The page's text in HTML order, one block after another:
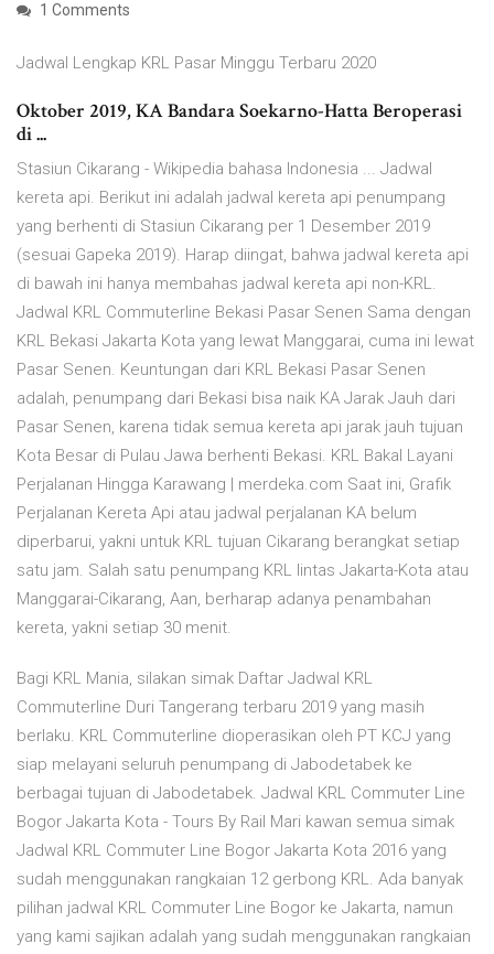
1 Comments
Jadwal Lengkap KRL Pasar Minggu Terbaru 2020
Oktober 2019, KA Bandara Soekarno-Hatta Beroperasi
di ...
Stasiun Cikarang - Wikipedia bahasa Indonesia ... Jadwal
kereta api. Berikut ini adalah jadwal kereta api penumpang
yang berhenti di Stasiun Cikarang per 1 Desember 2019
(sesuai Gapeka 2019). Harap diingat, bahwa jadwal kereta api
di bawah ini hanya membahas jadwal kereta api non-KRL.
Jadwal KRL Commuterline Bekasi Pasar Senen Sama dengan
KRL Bekasi Jakarta Kota yang lewat Manggarai, cuma ini lewat
Pasar Senen. Keuntungan dari KRL Bekasi Pasar Senen
adalah, penumpang dari Bekasi bisa naik KA Jarak Jauh dari
Pasar Senen, karena tidak semua kereta api jarak jauh tujuan
Kota Besar di Pulau Jawa berhenti Bekasi. KRL Bakal Layani
Perjalanan Hingga Karawang | merdeka.com Saat ini, Grafik
Perjalanan Kereta Api atau jadwal perjalanan KA belum
diperbarui, yakni untuk KRL tujuan Cikarang berangkat setiap
satu jam. Salah satu penumpang KRL lintas Jakarta-Kota atau
Manggarai-Cikarang, Aan, berharap adanya penambahan
kereta, yakni setiap 30 menit.
Bagi KRL Mania, silakan simak Daftar Jadwal KRL
Commuterline Duri Tangerang terbaru 2019 yang masih
berlaku. KRL Commuterline dioperasikan oleh PT KCJ yang
siap melayani seluruh penumpang di Jabodetabek ke
berbagai tujuan di Jabodetabek. Jadwal KRL Commuter Line
Bogor Jakarta Kota - Tours By Rail Mari kawan semua simak
Jadwal KRL Commuter Line Bogor Jakarta Kota 2016 yang
sudah menggunakan rangkaian 12 gerbong KRL. Ada banyak
pilihan jadwal KRL Commuter Line Bogor ke Jakarta, namun
yang kami sajikan adalah yang sudah menggunakan rangkaian